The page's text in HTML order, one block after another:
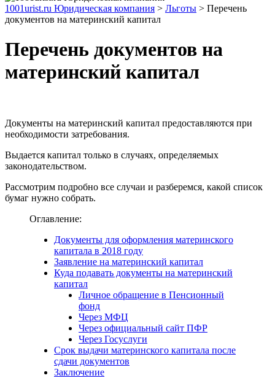
1001urist.ru Юридическая компания > Льготы > Перечень
документов на материнский капитал
Перечень документов на
материнский капитал
Документы на материнский капитал предоставляются при
необходимости затребования.
Выдается капитал только в случаях, определяемых
законодательством.
Рассмотрим подробно все случаи и разберемся, какой список
бумаг нужно собрать.
Оглавление:
Документы для оформления материнского
капитала в 2018 году
Заявление на материнский капитал
Куда подавать документы на материнский
капитал
Личное обращение в Пенсионный
фонд
Через МФЦ
Через официальный сайт ПФР
Через Госуслуги
Срок выдачи материнского капитала после
сдачи документов
Заключение